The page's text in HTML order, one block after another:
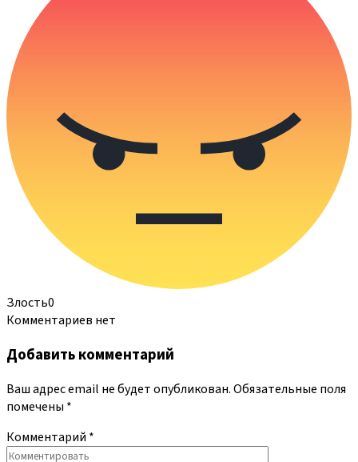
Злость0
Комментариев нет
Добавить комментарий
Ваш адрес email не будет опубликован.Обязательные поля
помечены *
Комментарий *